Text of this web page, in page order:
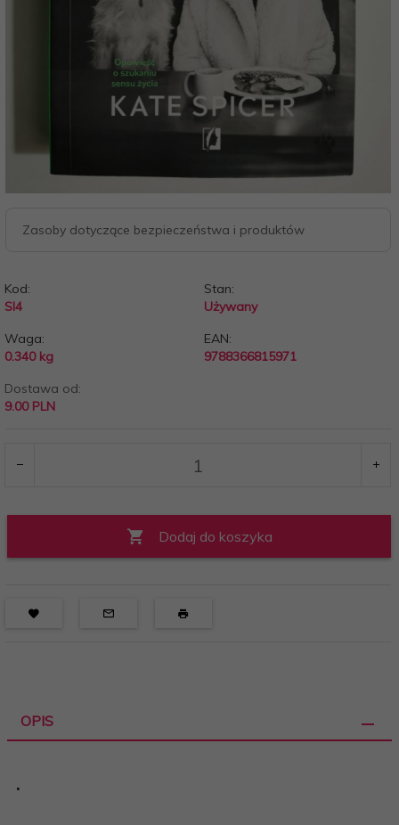
Zasoby dotyczące bezpieczeństwa i produktów
Kod:
SI4
Stan:
Używany
Waga:
0.340 kg
EAN:
9788366815971
Dostawa od:
9.00 PLN
Dodaj do koszyka
OPIS
.